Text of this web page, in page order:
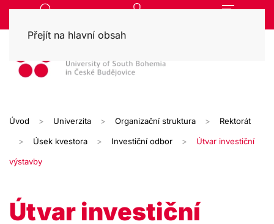
Přejít na hlavní obsah
Úvod Univerzita Organizační struktura Rektorát
Úsek kvestora Investiční odbor Útvar investiční
výstavby
Útvar investiční